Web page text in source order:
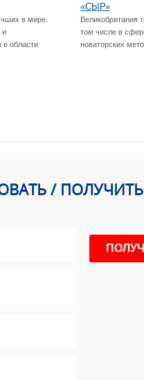
в мире.
и
в области
«СЫР»
Великобритания
том числе в
новаторских
/